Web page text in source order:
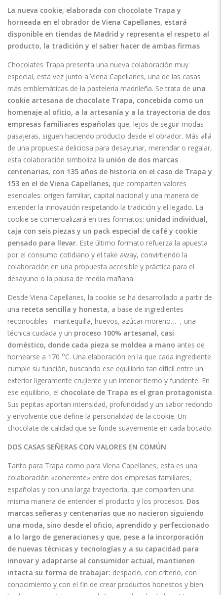
La nueva cookie, elaborada con chocolate Trapa y
horneada en el obrador de Viena Capellanes, estará
disponible en tiendas de Madrid y representa el respeto al
producto, la tradición y el saber hacer de ambas firmas
Chocolates Trapa presenta una nueva colaboración muy
especial, esta vez junto a Viena Capellanes, una de las casas
más emblemáticas de la pastelería madrileña. Se trata de una
cookie artesana de chocolate Trapa, concebida como un
homenaje al oficio, a la artesanía y a la trayectoria de dos
empresas familiares españolas que, lejos de seguir modas
pasajeras, siguen haciendo producto desde el obrador. Más allá
de una propuesta deliciosa para desayunar, merendar o regalar,
esta colaboración simboliza la unión de dos marcas
centenarias, con 135 años de historia en el caso de Trapa y
153 en el de Viena Capellanes, que comparten valores
esenciales: origen familiar, capital nacional y una manera de
entender la innovación respetando la tradición y el legado. La
cookie se comercializará en tres formatos: unidad individual,
caja con seis piezas y un pack especial de café y cookie
pensado para llevar. Este último formato refuerza la apuesta
por el consumo cotidiano y el take away, convirtiendo la
colaboración en una propuesta accesible y práctica para el
desayuno o la pausa de media mañana.
Desde Viena Capellanes, la cookie se ha desarrollado a partir de
una receta sencilla y honesta, a base de ingredientes
reconocibles –mantequilla, huevos, azúcar moreno…–, una
técnica cuidada y un proceso 100% artesanal, casi
doméstico, donde cada pieza se moldea a mano antes de
hornearse a 170 oC. Una elaboración en la que cada ingrediente
cumple su función, buscando ese equilibrio tan difícil entre un
exterior ligeramente crujiente y un interior tierno y fundente. En
ese equilibrio, el chocolate de Trapa es el gran protagonista.
Sus pepitas aportan intensidad, profundidad y un sabor redondo
y envolvente que define la personalidad de la cookie. Un
chocolate de calidad que se funde suavemente en cada bocado.
DOS CASAS SEÑERAS CON VALORES EN COMÚN
Tanto para Trapa como para Viena Capellanes, esta es una
colaboración «coherente» entre dos empresas familiares,
españolas y con una larga trayectoria, que comparten una
misma manera de entender el producto y los procesos. Dos
marcas señeras y centenarias que no nacieron siguiendo
una moda, sino desde el oficio, aprendido y perfeccionado
a lo largo de generaciones y que, pese a la incorporación
de nuevas técnicas y tecnologías y a su capacidad para
innovar y adaptarse al consumidor actual, mantienen
intacta su forma de trabajar: despacio, con criterio, con
conocimiento y con el fin de crear productos honestos y bien